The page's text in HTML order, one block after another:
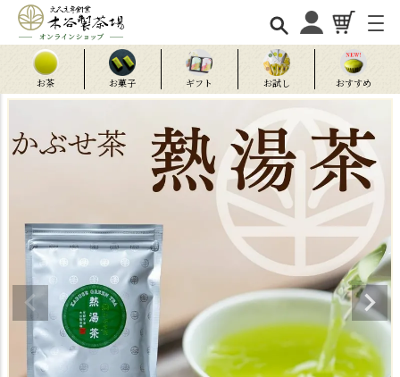
お茶 お菓子 ギフト お試し おすすめ